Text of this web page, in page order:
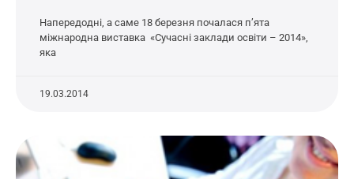
Напередодні, а саме 18 березня почалася п’ята
міжнародна виставка «Сучасні заклади освіти – 2014»,
яка
19.03.2014